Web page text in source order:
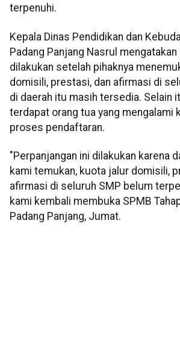
terpenuhi.
Kepala Dinas Pendidikan dan
Padang Panjang Nasrul
dilakukan setelah pihaknya
domisili, prestasi, dan afirmasi di
di daerah itu masih tersedia. Selain
terdapat orang tua yang mengalami
proses pendaftaran.
"Perpanjangan ini dilakukan karena
kami temukan, kuota jalur domisili,
afirmasi di seluruh SMP belum
kami kembali membuka SPMB
Padang Panjang, Jumat.